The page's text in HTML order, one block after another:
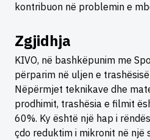
kontribuon në problemin e
Zgjidhja
KIVO, në bashkëpunim me
përparim në uljen e
Nëpërmjet teknikave dhe
prodhimit, trashësia e filmit
60%. Ky është një hap i
çdo reduktim i mikronit në një